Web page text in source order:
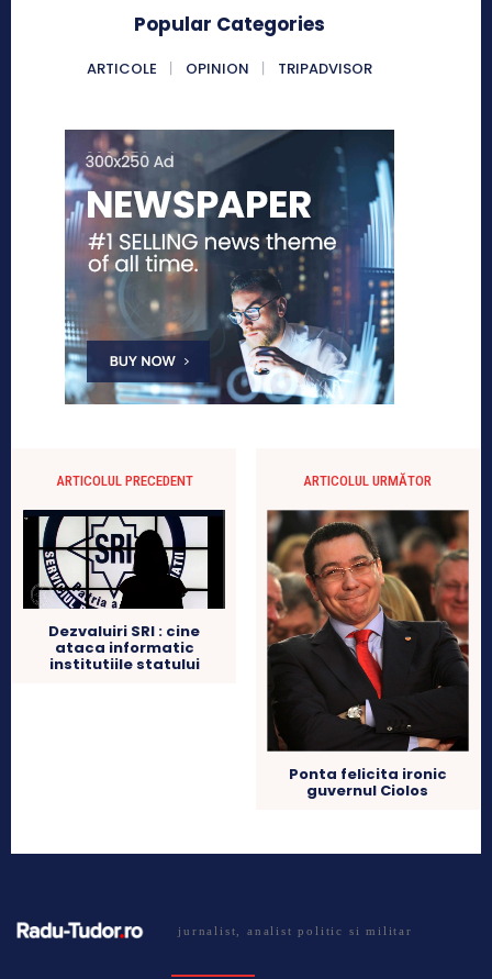
Popular Categories
ARTICOLE OPINION TRIPADVISOR
ARTICOLUL PRECEDENT
Dezvaluiri SRI : cine
ataca informatic
institutiile statului
ARTICOLUL URMĂTOR
Ponta felicita ironic
guvernul Ciolos
jurnalist, analist politic si militar